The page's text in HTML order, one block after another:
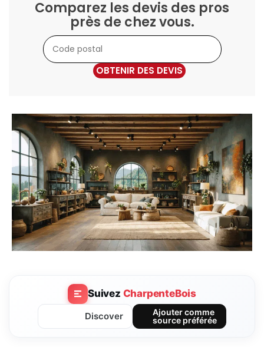
Comparez les devis des pros
près de chez vous.
OBTENIR DES DEVIS
Suivez CharpenteBois
Discover
Ajouter comme
source préférée